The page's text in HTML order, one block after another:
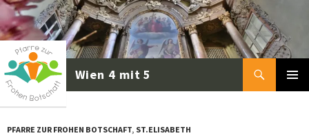
Zum
Inhalt
springen
Suchen
PFARRE ZUR FROHEN BOTSCHAFT, ST.ELISABETH